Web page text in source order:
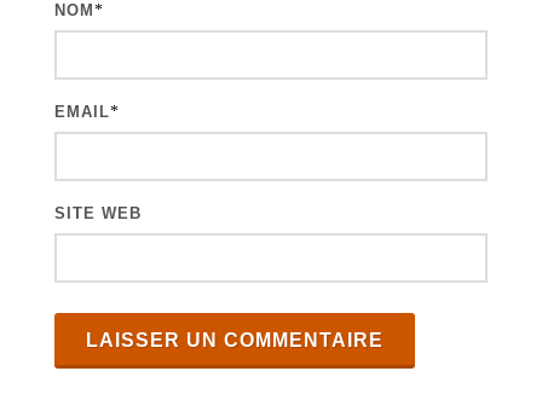
NOM *
EMAIL*
SITE WEB